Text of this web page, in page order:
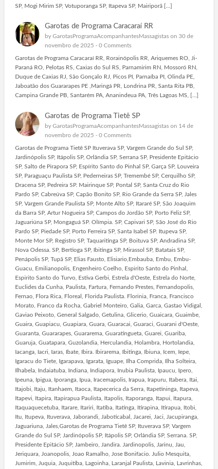
SP, Mogi Mirim SP, Votuporanga SP, Itapeva SP, Mairiporã […]
Garotas de Programa Caracaraí RR
by GarotasProgramaAcompanhantesMassagistason 30 de
novembro de 2025 - 0 Comments
Garotas de Programa Caracaraí RR, Rorainópolis RR, Ariquemes RO, Ji-
Paraná RO, Pelotas RS, Caxias do Sul RS, Parnamirim RN, Mossoró RN,
Duque de Caxias RJ, São Gonçalo RJ, Picos PI, Parnaíba PI, Olinda PE,
Jaboatão dos Guararapes PE ,Maringá PR, Londrina PR, Santa Rita PB,
Campina Grande PB, Santarém PA, Ananindeua PA, Três Lagoas MS, […]
Garotas de Programa Tietê SP
by GarotasProgramaAcompanhantesMassagistason 14 de
novembro de 2025 - 0 Comments
Garotas de Programa Tietê SP Ituverava SP, Vargem Grande do Sul SP,
Jardinópolis SP, Itápolis SP, Orlândia SP, Serrana SP, Presidente Epitácio
SP, Salto de Pirapora SP, Espírito Santo do Pinhal SP, Garça SP, Louveira
SP, Paraguaçu Paulista SP, Pederneiras SP, Tremembé SP, Cerquilho SP,
Dracena SP, Pedreira SP. Mairinque SP, Pontal SP, Santa Cruz do Rio
Pardo SP, Cabreúva SP, Capão Bonito SP, Rio Grande da Serra SP, Jales
SP, Vargem Grande Paulista SP, Monte Alto SP, Itararé SP, São Joaquim
da Barra SP, Artur Nogueira SP, Campos do Jordão SP, Porto Feliz SP,
Jaguariúna SP, Mongaguá SP. Olímpia. SP, Capivari SP, São José do Rio
Pardo SP, Piedade SP, Porto Ferreira SP, Santa Isabel SP. Itupeva SP,
Monte Mor SP, Registro SP, Taquaritinga SP, Boituva SP, Andradina SP,
Nova Odessa. SP, Bertioga SP, Ibitinga SP, Mirassol SP, Batatais SP,
Penápolis SP, Tupã SP, Elias Fausto, Elisiario,Embauba, Embu, Embu-
Guacu, Emilianopolis, Engenheiro Coelho, Espirito Santo do Pinhal,
Espirito Santo do Turvo, Estiva Gerbi, Estrela d'Oeste, Estrela do Norte,
Euclides da Cunha, Paulista, Fartura, Fernando Prestes, Fernandopolis,
Fernao, Flora Rica, Floreal, Florida Paulista. Florinia, Franca, Francisco
Morato, Franco da Rocha, Gabriel Monteiro, Galia, Garca, Gastao Vidigal,
Gaviao Peixoto, General Salgado, Getulina, Glicerio, Guaicara, Guaimbe,
Guaira, Guapiacu, Guapiara, Guara, Guaracai, Guaraci, Guarani d'Oeste,
Guaranta, Guararapes, Guararema, Guaratingueta, Guarei, Guariba,
Guaruja, Guatapara, Guzolandia, Herculandia, Holambra, Hortolandia,
Iacanga, Iacri, Iaras, Ibate, Ibira. Ibirarema, Ibitinga, Ibiuna, Icem, Iepe,
Igaracu do Tiete, Igarapava, Igarata, Iguape, Ilha Comprida, Ilha Solteira,
Ilhabela, Indaiatuba, Indiana, Indiapora, Inubia Paulista, Ipaucu, Ipero,
Ipeuna, Ipigua, Iporanga, Ipua, Iracemapolis, Irapua, Irapuru, Itabera, Itai,
Itajobi, Itaju, Itanhaem, Itaoca, Itapecerica da Serra, Itapetininga, Itapeva,
Itapevi, Itapira, Itapirapua Paulista, Itapolis, Itaporanga, Itapui, Itapura,
Itaquaquecetuba, Itarare, Itariri, Itatiba, Itatinga, Itirapina, Itirapua, Itobi,
Itu, Itupeva, Ituverava, Jaborandi, Jaboticabal, Jacarei, Jaci, Jacupiranga,
Jaguariuna, Jales,Garotas de Programa Tietê SP, Ituverava SP, Vargem
Grande do Sul SP, Jardinópolis SP, Itápolis SP, Orlândia SP, Serrana. SP,
Presidente Epitácio SP, Jambeiro, Jandira. Jardinopolis, Jarinu, Jau,
Jeriquara, Joanopolis, Joao Ramalho, Jose Bonifacio. Julio Mesquita,
Jumirim, Juquia, Juquitiba, Lagoinha, Laranjal Paulista, Lavinia, Lavrinhas,